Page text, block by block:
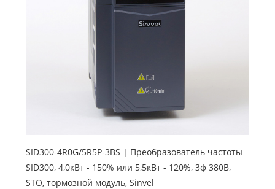
SID300-4R0G/5R5P-3BS | Преобразователь частоты
SID300, 4,0кВт - 150% или 5,5кВт - 120%, 3ф 380В,
STO, тормозной модуль, Sinvel